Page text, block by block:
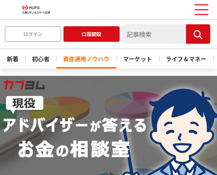
ログイン 口座開設
新着 初心者 資産運用ノウハウ マーケット ライフ＆マネー